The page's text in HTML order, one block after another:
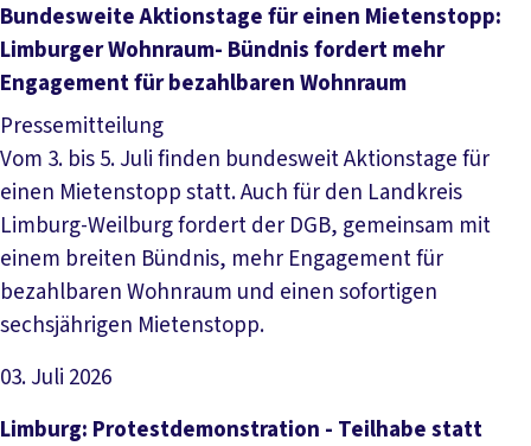
Bundesweite Aktionstage für einen Mietenstopp:
Limburger Wohnraum- Bündnis fordert mehr
Engagement für bezahlbaren Wohnraum
Pressemitteilung
Vom 3. bis 5. Juli finden bundesweit Aktionstage für
einen Mietenstopp statt. Auch für den Landkreis
Limburg-Weilburg fordert der DGB, gemeinsam mit
einem breiten Bündnis, mehr Engagement für
bezahlbaren Wohnraum und einen sofortigen
sechsjährigen Mietenstopp.
03. Juli 2026
Artikel lesen
Limburg: Protestdemonstration - Teilhabe statt